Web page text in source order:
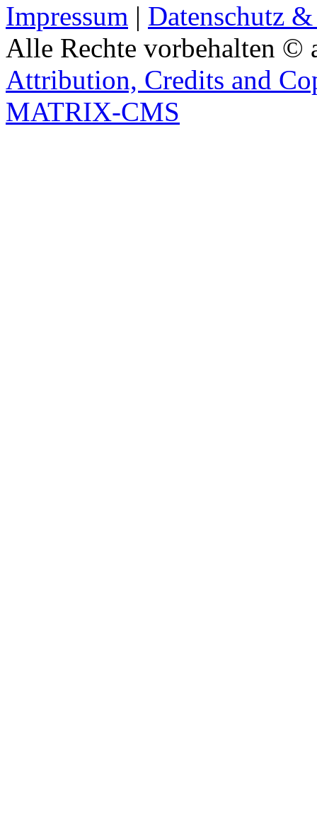
Impressum | Datenschutz
Alle Rechte vorbehalten ©
Attribution, Credits and
MATRIX-CMS